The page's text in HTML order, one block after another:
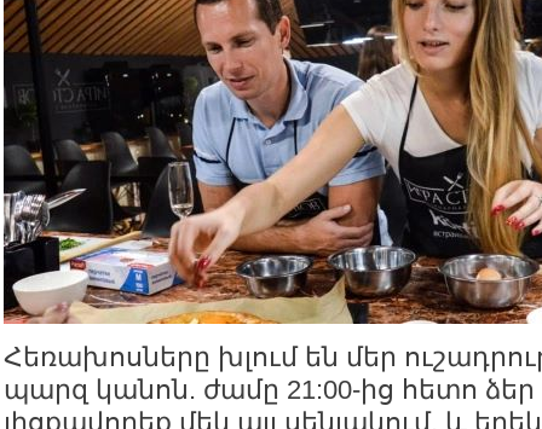
Հեռախոսները խլում են մեր
պարզ կանոն. ժամը 21:00-ից հետո ձեր
լիցքավորեք մեկ այլ սենյակում, և